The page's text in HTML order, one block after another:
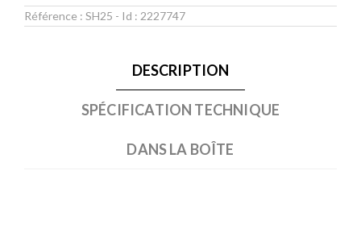
Référence : SH25 - Id : 2227747
DESCRIPTION
SPÉCIFICATION TECHNIQUE
DANS LA BOÎTE